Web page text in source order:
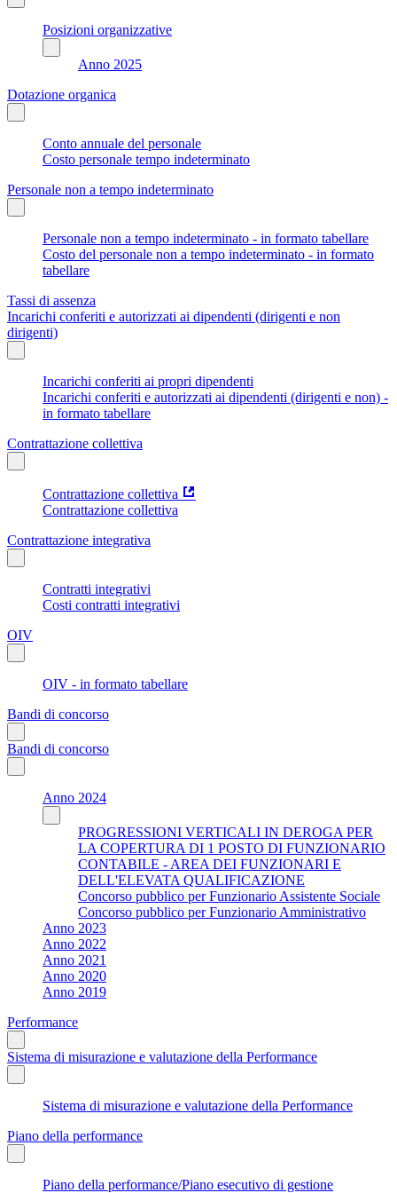
Posizioni organizzative
Anno 2025
Dotazione organica
Conto annuale del personale
Costo personale tempo indeterminato
Personale non a tempo indeterminato
Personale non a tempo indeterminato - in formato tabellare
Costo del personale non a tempo indeterminato - in formato
tabellare
Tassi di assenza
Incarichi conferiti e autorizzati ai dipendenti (dirigenti e non
dirigenti)
Incarichi conferiti ai propri dipendenti
Incarichi conferiti e autorizzati ai dipendenti (dirigenti e non) -
in formato tabellare
Contrattazione collettiva
Contrattazione collettiva
Contrattazione collettiva
Contrattazione integrativa
Contratti integrativi
Costi contratti integrativi
OIV
OIV - in formato tabellare
Bandi di concorso
Bandi di concorso
Anno 2024
PROGRESSIONI VERTICALI IN DEROGA PER
LA COPERTURA DI 1 POSTO DI FUNZIONARIO
CONTABILE - AREA DEI FUNZIONARI E
DELL'ELEVATA QUALIFICAZIONE
Concorso pubblico per Funzionario Assistente Sociale
Concorso pubblico per Funzionario Amministrativo
Anno 2023
Anno 2022
Anno 2021
Anno 2020
Anno 2019
Performance
Sistema di misurazione e valutazione della Performance
Sistema di misurazione e valutazione della Performance
Piano della performance
Piano della performance/Piano esecutivo di gestione